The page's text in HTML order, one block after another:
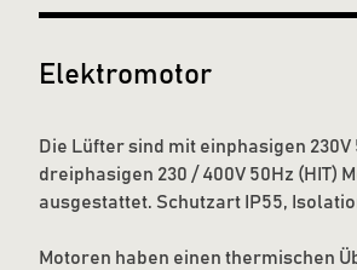
Elektromotor
Die Lüfter sind mit einphasigen 230V
dreiphasigen 230 / 400V 50Hz (HIT)
ausgestattet. Schutzart IP55,
Motoren haben einen thermischen